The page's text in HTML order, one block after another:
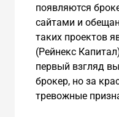
появляются
сайтами и
таких проектов
(Рейнекс
первый взгляд
брокер, но за
тревожные